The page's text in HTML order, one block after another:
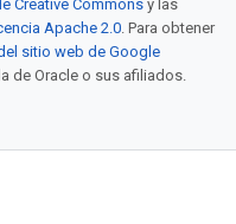
Creative Commons y las
Apache 2.0. Para obtener
sitio web de Google
de Oracle o sus afiliados.